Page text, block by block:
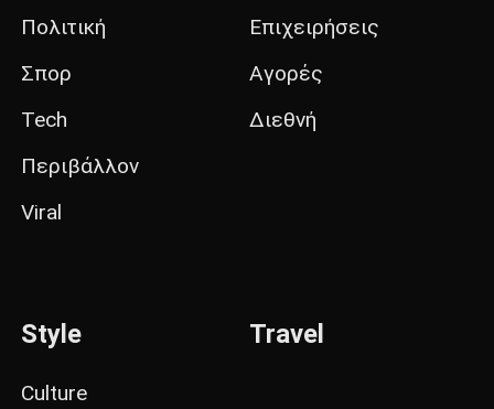
Πολιτική
Σπορ
Tech
Περιβάλλον
Viral
Επιχειρήσεις
Αγορές
Διεθνή
Style
Culture
Travel